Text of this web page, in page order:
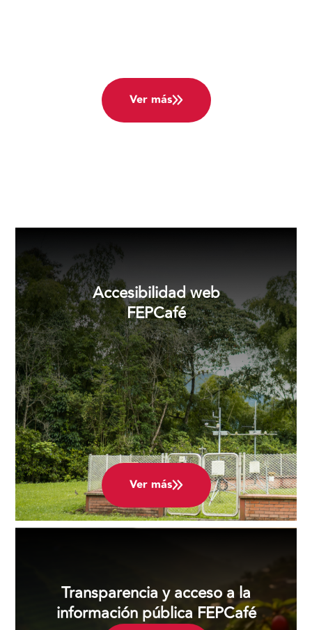
Ver más
Accesibilidad web
FEPCafé
Ver más
Transparencia y acceso a la
información pública FEPCafé